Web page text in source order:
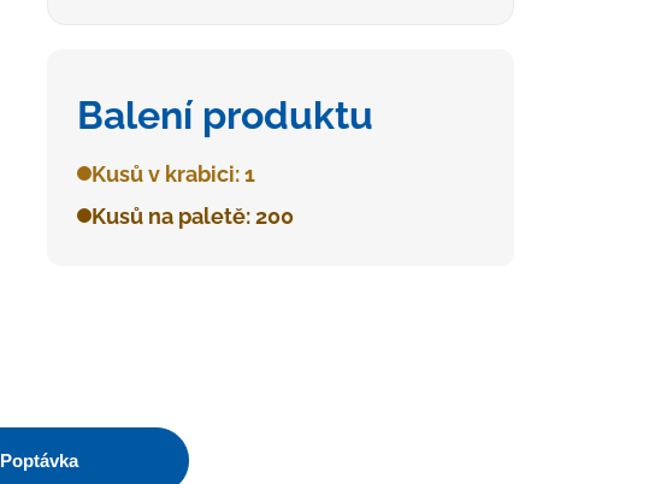
Balení produktu
Kusů v krabici: 1
Kusů na paletě: 200
Poptávka